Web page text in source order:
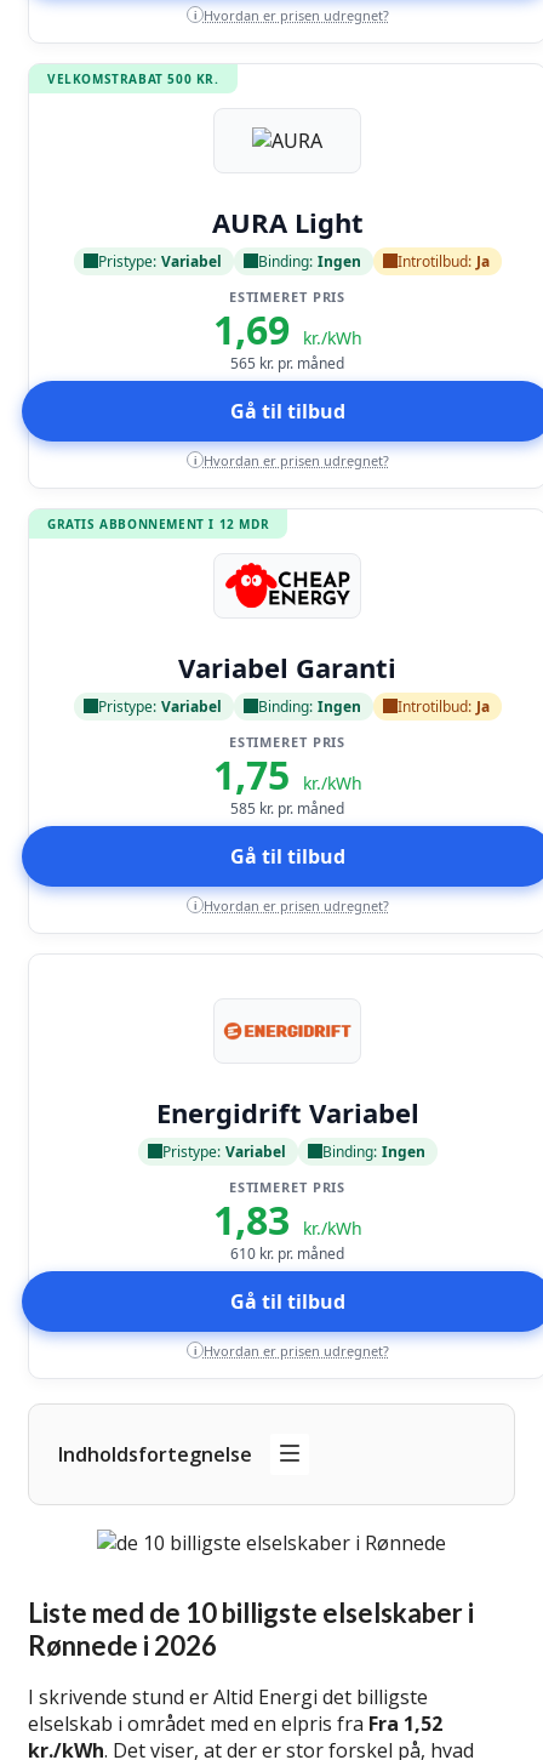
i Hvordan er prisen udregnet?
VELKOMSTRABAT 500 KR.
AURA Light
Pristype: Variabel Binding: Ingen Introtilbud: Ja
ESTIMERET PRIS
1,69 kr./kWh
565 kr. pr. måned
Gå til tilbud
i Hvordan er prisen udregnet?
GRATIS ABBONNEMENT I 12 MDR
Variabel Garanti
Pristype: Variabel Binding: Ingen Introtilbud: Ja
ESTIMERET PRIS
1,75 kr./kWh
585 kr. pr. måned
Gå til tilbud
i Hvordan er prisen udregnet?
Energidrift Variabel
Pristype: Variabel Binding: Ingen
ESTIMERET PRIS
1,83 kr./kWh
610 kr. pr. måned
Gå til tilbud
i Hvordan er prisen udregnet?
Indholdsfortegnelse
Liste med de 10 billigste elselskaber i
Rønnede i 2026
I skrivende stund er Altid Energi det billigste
elselskab i området med en elpris fra Fra 1,52
kr./kWh. Det viser, at der er stor forskel på, hvad